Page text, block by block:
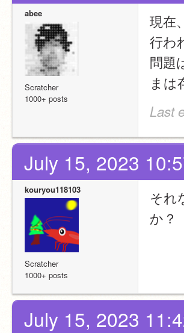
abee
Scratcher
1000+ posts
現在
行わ
問題
まは
Last
July 15, 2023
kouryou118103
Scratcher
1000+ posts
それ
か？
July 15, 2023